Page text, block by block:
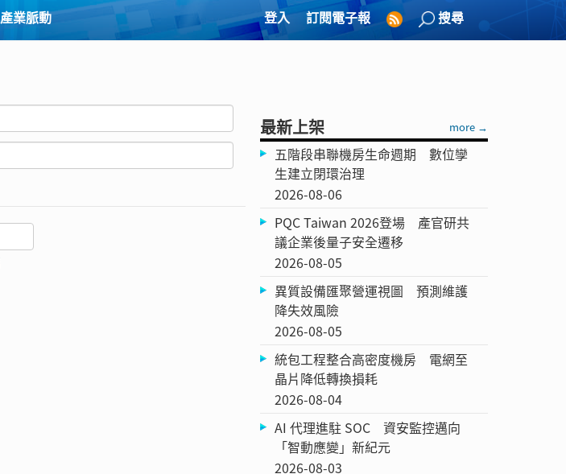
產業脈動 登入 訂閱電子報 搜尋
最新上架 more →
五階段串聯機房生命週期 數位孿
生建立閉環治理
2026-08-06
PQC Taiwan 2026登場 產官研共
議企業後量子安全遷移
2026-08-05
異質設備匯聚營運視圖 預測維護
降失效風險
2026-08-05
統包工程整合高密度機房 電網至
晶片降低轉換損耗
2026-08-04
AI 代理進駐 SOC 資安監控邁向
「智動應變」新紀元
2026-08-03